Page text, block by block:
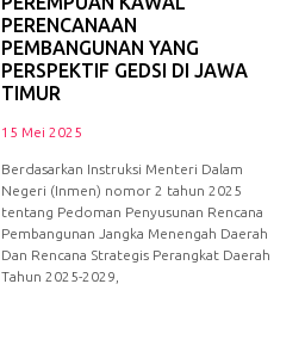
PERENCANAAN
PEMBANGUNAN YANG
PERSPEKTIF GEDSI DI JAWA
TIMUR
15 Mei 2025
Berdasarkan Instruksi Menteri Dalam
Negeri (Inmen) nomor 2 tahun 2025
tentang Pedoman Penyusunan Rencana
Pembangunan Jangka Menengah Daerah
Dan Rencana Strategis Perangkat Daerah
Tahun 2025-2029,